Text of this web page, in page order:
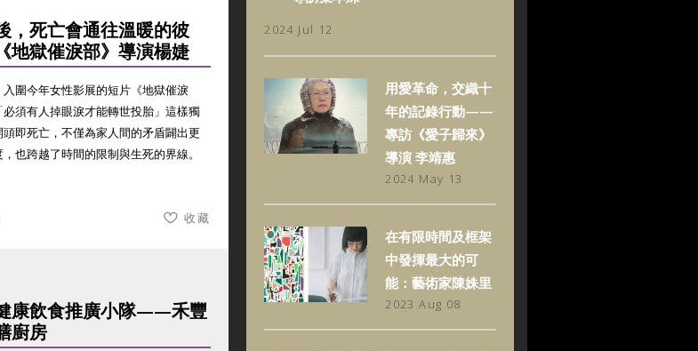
，死亡會通往溫暖的彼
地獄催淚部》導演楊婕
圍今年女性影展的短片《地獄催淚
須有人掉眼淚才能轉世投胎」這樣獨
即死亡，不僅為家人間的矛盾闢出更
也跨越了時間的限制與生死的界線。
收藏
康飲食推廣小隊——禾豐
廚房
2024 Jul 12
用愛革命，交織十
年的記錄行動——
專訪《愛子歸來》
導演 李靖惠
2024 May 13
在有限時間及框架
中發揮最大的可
能：藝術家陳姝里
2023 Aug 08